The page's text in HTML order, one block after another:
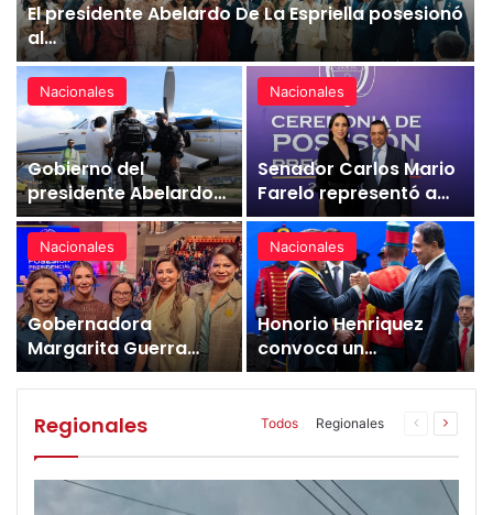
El presidente Abelardo De La Espriella posesionó
al…
Nacionales
Gobierno del
presidente Abelardo
De La Espriella
ordena…
Nacionales
Senador Carlos Mario
Farelo representó a
Cambio Radical…
Nacionales
Gobernadora
Margarita Guerra
asistió a la posesión
del…
Nacionales
Honorio Henriquez
convoca un
«Consenso por
Colombia» para…
Regionales Todos Regionales
Página